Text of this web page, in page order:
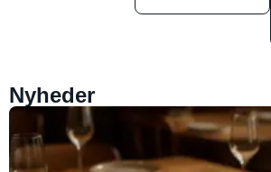
Nyheder